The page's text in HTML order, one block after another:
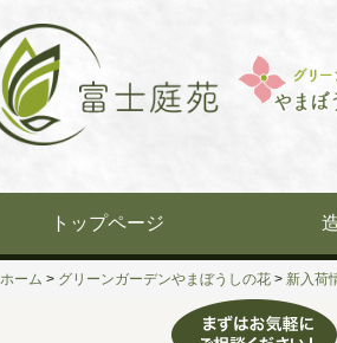
トップページ
ホーム > グリーンガーデンやまぼうしの花 > 新入荷